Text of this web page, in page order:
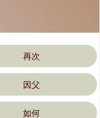
再次
因父
如何